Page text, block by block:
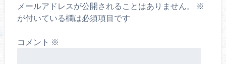
メールアドレスが公開されることはありません。
※
が付いている欄は必須項目です
コメント ※